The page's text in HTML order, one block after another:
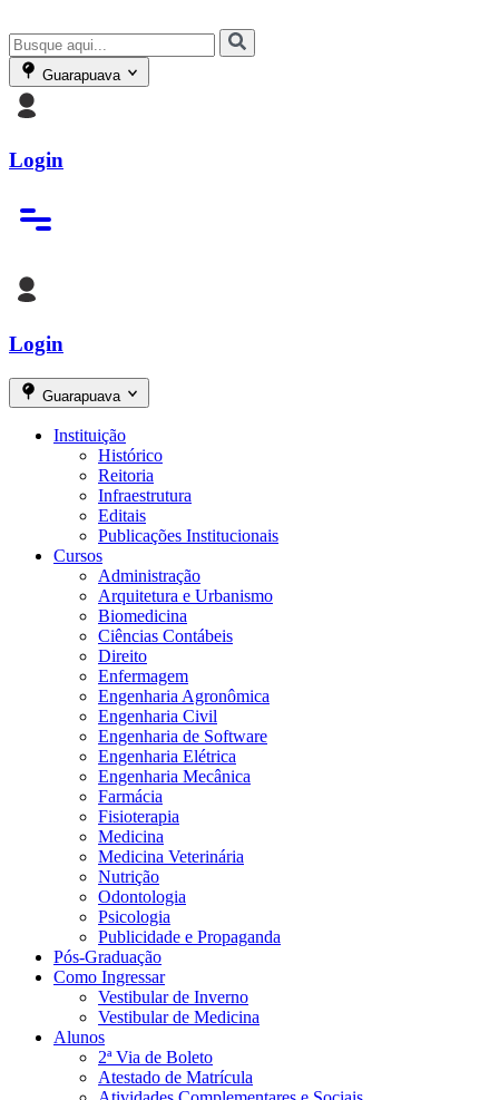
Guarapuava
Login
Login
Guarapuava
Instituição
Histórico
Reitoria
Infraestrutura
Editais
Publicações Institucionais
Cursos
Administração
Arquitetura e Urbanismo
Biomedicina
Ciências Contábeis
Direito
Enfermagem
Engenharia Agronômica
Engenharia Civil
Engenharia de Software
Engenharia Elétrica
Engenharia Mecânica
Farmácia
Fisioterapia
Medicina
Medicina Veterinária
Nutrição
Odontologia
Psicologia
Publicidade e Propaganda
Pós-Graduação
Como Ingressar
Vestibular de Inverno
Vestibular de Medicina
Alunos
2ª Via de Boleto
Atestado de Matrícula